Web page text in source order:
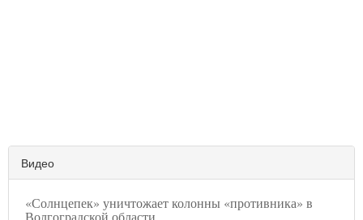
Видео
«Солнцепек» уничтожает колонны «противника» в